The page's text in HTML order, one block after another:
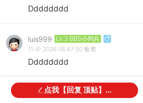
Dddddddd
luis999
Lv.3 BBS小列兵
11-6-2026 08:47:50 板凳
Dddddddd
点我【回复 顶贴】...